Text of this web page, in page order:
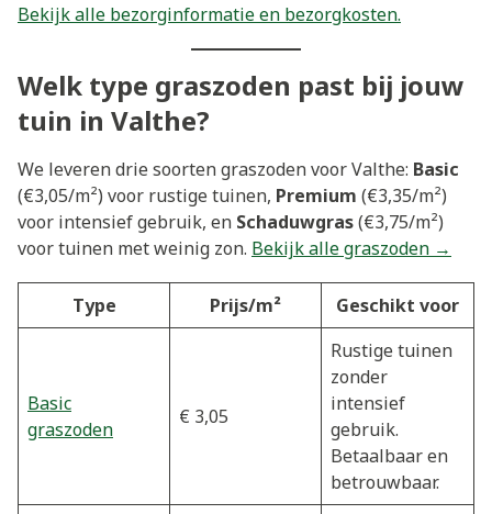
Bekijk alle bezorginformatie en bezorgkosten.
Welk type graszoden past bij jouw
tuin in Valthe?
We leveren drie soorten graszoden voor Valthe: Basic
(€3,05/m²) voor rustige tuinen, Premium (€3,35/m²)
voor intensief gebruik, en Schaduwgras(€3,75/m²)
voor tuinen met weinig zon. Bekijk alle graszoden →
Type Prijs/m² Geschikt voor
Basic
graszoden
€ 3,05
Rustige tuinen
zonder
intensief
gebruik.
Betaalbaar en
betrouwbaar.